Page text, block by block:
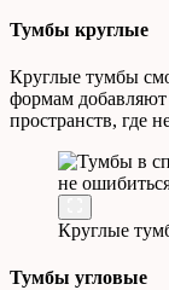
Тумбы круглые
Круглые тумбы
формам
пространств, где
Круглые
Тумбы угловые